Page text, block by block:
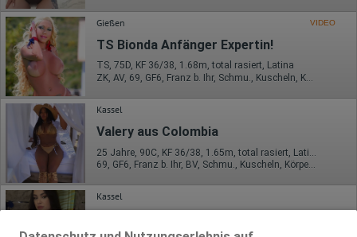
Gießen VIDEO
TS Bionda Anfänger Expertin!
TS, 75D, KF 36/38, 1.68m, total rasiert, Latina
Kassel
Valery aus Colombia
69, GF6, Franz b. Ihr, BV, Schmu., Kuscheln, Körperküs., DSa
Kassel